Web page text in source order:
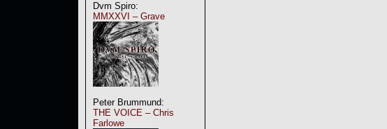
Dvm Spiro:
MMXXVI – Grave
Peter Brummund:
THE VOICE – Chris
Farlowe